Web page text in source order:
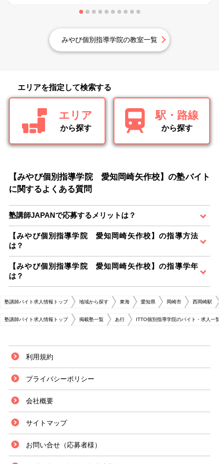
みやび個別指導学院の教室一覧
エリアを指定して検索する
エリア
から探す
駅・路線
から探す
【みやび個別指導学院 愛知岡崎矢作校】の塾バイト
に関するよくある質問
塾講師JAPANで応募するメリットは？
【みやび個別指導学院 愛知岡崎矢作校】の指導方法
は？
【みやび個別指導学院 愛知岡崎矢作校】の指導学年
は？
塾講師バイト求人情報トップ 地域から探す 東海 愛知県 岡崎市 西岡崎駅
塾講師バイト求人情報トップ 掲載塾一覧 あ行 ITTO個別指導学院のバイト・求人一
利用規約
プライバシーポリシー
会社概要
サイトマップ
お問い合せ（応募者様）